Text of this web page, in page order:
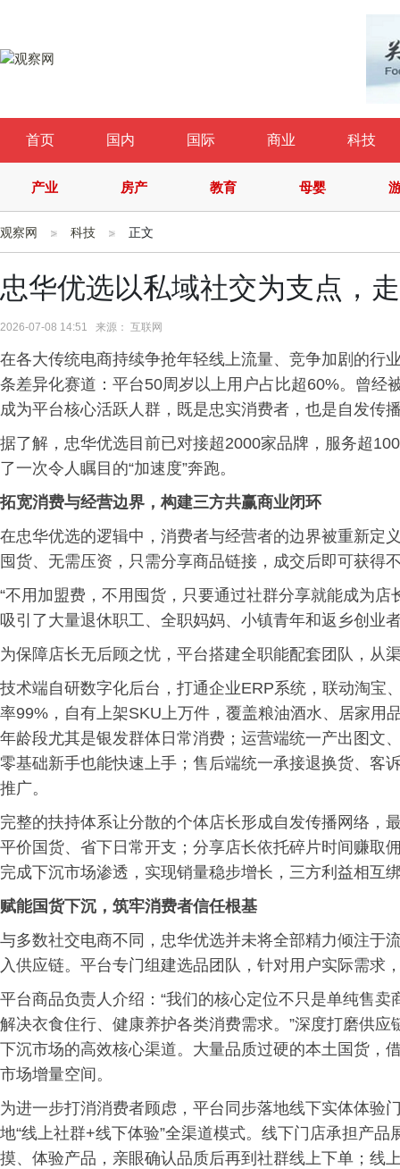
首页 国内 国际 商业 科技
产业 房产 教育 母婴
观察网 科技 正文
忠华优选以私域社交为支点，
2026-07-08 14:51 来源： 互联网
在各大传统电商持续争抢年轻线上流量、竞争加剧的行
条差异化赛道：平台50周岁以上用户占比超60%。曾经
成为平台核心活跃人群，既是忠实消费者，也是自发传
据了解，忠华优选目前已对接超2000家品牌，服务超
了一次令人瞩目的“加速度”奔跑。
拓宽消费与经营边界，构建三方共赢商业闭环
在忠华优选的逻辑中，消费者与经营者的边界被重新定
囤货、无需压资，只需分享商品链接，成交后即可获得
“不用加盟费，不用囤货，只要通过社群分享就能成为
吸引了大量退休职工、全职妈妈、小镇青年和返乡创业
为保障店长无后顾之忧，平台搭建全职能配套团队，从
技术端自研数字化后台，打通企业ERP系统，联动淘宝
率99%，自有上架SKU上万件，覆盖粮油酒水、居家用
年龄段尤其是银发群体日常消费；运营端统一产出图文
零基础新手也能快速上手；售后端统一承接退换货、客
推广。
完整的扶持体系让分散的个体店长形成自发传播网络，
平价国货、省下日常开支；分享店长依托碎片时间赚取
完成下沉市场渗透，实现销量稳步增长，三方利益相互
赋能国货下沉，筑牢消费者信任根基
与多数社交电商不同，忠华优选并未将全部精力倾注
入供应链。平台专门组建选品团队，针对用户实际需求
平台商品负责人介绍：“我们的核心定位不只是单纯售
解决衣食住行、健康养护各类消费需求。”深度打磨供
下沉市场的高效核心渠道。大量品质过硬的本土国货，
市场增量空间。
为进一步打消消费者顾虑，平台同步落地线下实体体验
地“线上社群+线下体验”全渠道模式。线下门店承担产
摸、体验产品，亲眼确认品质后再到社群线上下单；线